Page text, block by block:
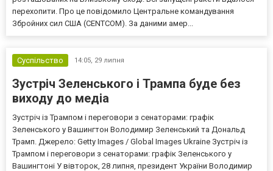
перехопити. Про це повідомило Центральне командування
Збройних сил США (CENTCOM). За даними амер...
Суспільство 14:05, 29 липня
Зустріч Зеленського і Трампа буде без
виходу до медіа
Зустріч із Трампом і переговори з сенаторами: графік
Зеленського у Вашингтон Володимир Зеленський та Дональд
Трамп. Джерело: Getty Images / Global Images Ukraine Зустріч із
Трампом і переговори з сенаторами: графік Зеленського у
Вашингтоні У вівторок, 28 липня, президент України Володимир